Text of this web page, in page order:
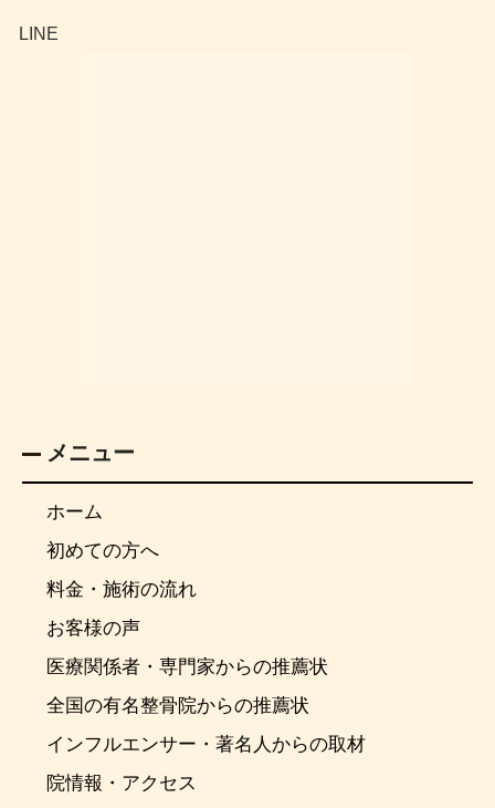
LINE
メニュー
ホーム
初めての方へ
料金・施術の流れ
お客様の声
医療関係者・専門家からの推薦状
全国の有名整骨院からの推薦状
インフルエンサー・著名人からの取材
院情報・アクセス